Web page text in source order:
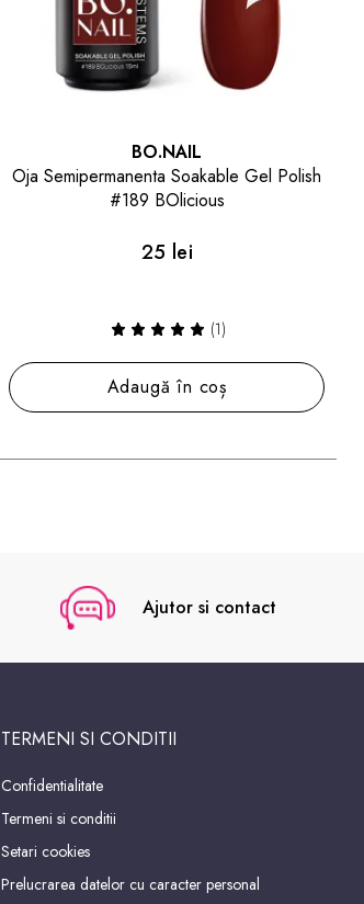
BO.NAIL
Oja Semipermanenta Soakable Gel Polish
#161 Controversy
25 lei
Adaugă în coș
Ajutor si contact
TERMENI SI CONDITII
Confidentialitate
Termeni si conditii
Setari cookies
Prelucrarea datelor cu caracter personal